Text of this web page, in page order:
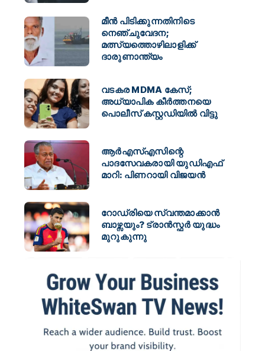
മീൻ പിടിക്കുന്നതിനിടെ
നെഞ്ചുവേദന;
മത്സ്യത്തൊഴിലാളിക്ക്
ദാരുണാന്ത്യം
വടകര MDMA കേസ്;
അധ്യാപിക കീർത്തനയെ
പൊലീസ് കസ്റ്റഡിയിൽ വിട്ടു
ആര്‍എസ്എസിന്റെ
പാദസേവകരായി യുഡിഎഫ്
മാറി: പിണറായി വിജയന്‍
റോഡ്രിയെ സ്വന്തമാക്കാൻ
ബാഴ്സയും? ട്രാൻസ്ഫർ യുദ്ധം
മുറുകുന്നു